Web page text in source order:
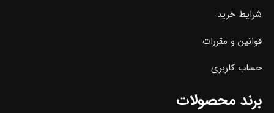
شرایط خرید
قوانین و مقررات
حساب کاربری
برند محصولات